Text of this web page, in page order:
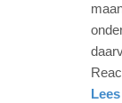
21:52
09-